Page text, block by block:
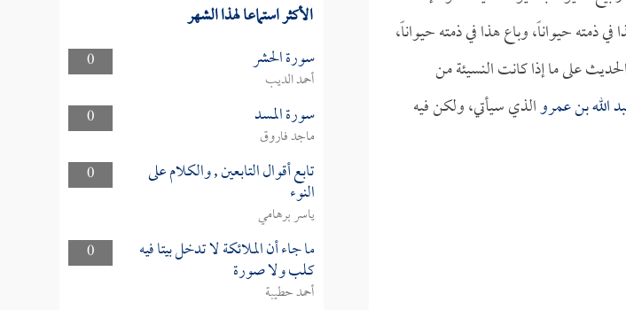
ذمته حيواناً، وباع هذا في ذمته حيواناً،
على ما إذا كانت النسيئة من
الله بن عمروالذي سيأتي، ولكن فيه
الأكثر استماعا لهذا الشهر
0 سورة الحشر
أحمد الديب
0
سورة المسد
ماجد فاروق
0
تابع أقوال التابعين , والكلام على
النوء
ياسر برهامي
0
ما جاء أن الملائكة لا تدخل بيتا فيه
كلب ولا صورة
أحمد حطيبة